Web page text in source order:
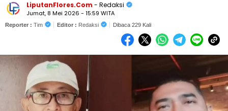
LiputanFlores.Com - Redaksi
Jumat, 8 Mei 2026 - 15:59 WITA
Reporter : Tim Editor : Redaksi Dibaca 229 Kali